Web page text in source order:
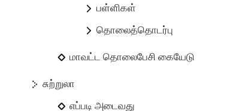
பள்ளிகள்
தொலைத்தொடர்பு
மாவட்ட தொலைபேசி கையேடு
சுற்றுலா
எப்படி அடைவது